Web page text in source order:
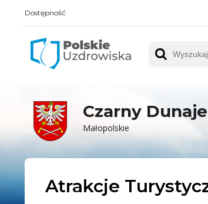
Dostępność
Czarny
Małopolskie
Atrakcje